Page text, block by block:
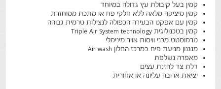
קמין בעל קיבולת עץ גדולה במיוחד
קמין מיציקה מלאה ללא חלקי פח או מתכת ממוחזרת
קמין עם אפקט הבעירה הכפולה לנצילות טרמית גבוהה
קמין בטכנולוגית Triple Air System technology
טרמוסטט מכני וויסות אויר מינימלי
מנגנון מניעת פיח במרכז החלון Air wash
מאפרה נשלפת
דלת צד להזנת עצים
יציאת ארובה עליונה או אחורית